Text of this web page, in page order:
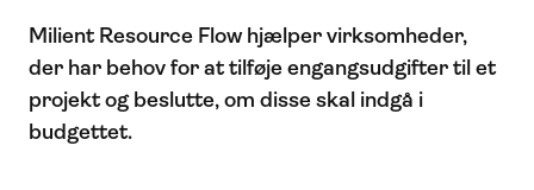
Milient Resource Flow hjælper virksomheder,
der har behov for at tilføje engangsudgifter til et
projekt og beslutte, om disse skal indgå i
budgettet.